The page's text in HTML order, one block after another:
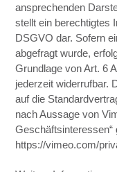
ansprechenden
stellt ein berechtigtes
DSGVO dar. Sofern
abgefragt wurde,
Grundlage von Art. 6
jederzeit widerrufbar.
auf die
nach Aussage von
Geschäftsinteressen“
https://vimeo.com/